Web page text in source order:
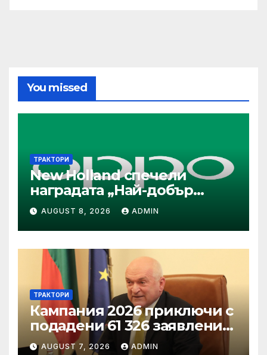
You missed
ТРАКТОРИ
New Holland спечели
наградата „Най-добър
специализиран трактор“ на
конкурса Tractor of the Year
2026
AUGUST 8, 2026 ADMIN
ТРАКТОРИ
Кампания 2026 приключи с
подадени 61 326 заявления
за подпомагане
AUGUST 7, 2026 ADMIN